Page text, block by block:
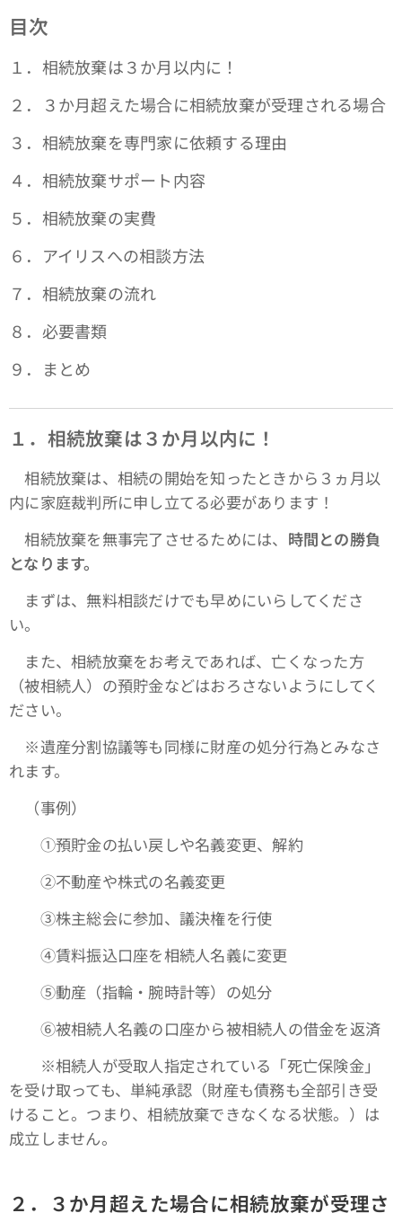
目次
１．相続放棄は３か月以内に！
２．３か月超えた場合に相続放棄が受理される場合
３．相続放棄を専門家に依頼する理由
４．相続放棄サポート内容
５．相続放棄の実費
６．アイリスへの相談方法
７．相続放棄の流れ
８．必要書類
９．まとめ
１．相続放棄は３か月以内に！
相続放棄は、相続の開始を知ったときから３ヵ月以
内に家庭裁判所に申し立てる必要があります！
相続放棄を無事完了させるためには、 時間との勝負
となります。
まずは、無料相談だけでも早めにいらしてくださ
い。
また、相続放棄をお考えであれば、亡くなった方
（被相続人）の預貯金などはおろさないようにしてく
ださい。
※遺産分割協議等も同様に財産の処分行為とみなさ
れます。
（事例）
①預貯金の払い戻しや名義変更、解約
➁不動産や株式の名義変更
③株主総会に参加、議決権を行使
④賃料振込口座を相続人名義に変更
➄動産（指輪・腕時計等）の処分
⑥被相続人名義の口座から被相続人の借金を返済
※相続人が受取人指定されている「死亡保険金」
を受け取っても、単純承認（財産も債務も全部引き受
けること。つまり、相続放棄できなくなる状態。）は
成立しません。
２．３か月超えた場合に相続放棄が受理さ